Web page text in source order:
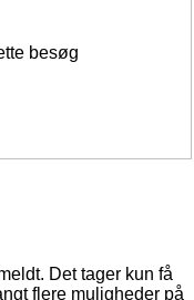
besøg
Det tager kun få
flere muligheder på